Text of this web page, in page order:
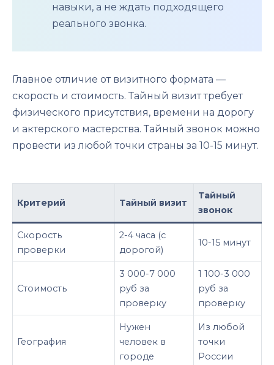
навыки, а не ждать подходящего
реального звонка.
Главное отличие от визитного формата —
скорость и стоимость. Тайный визит требует
физического присутствия, времени на дорогу
и актерского мастерства. Тайный звонок можно
провести из любой точки страны за 10-15 минут.
Критерий Тайный визит
Тайный
звонок
Скорость
проверки
2-4 часа (с
дорогой)
10-15 минут
Стоимость
3 000-7 000
руб за
проверку
1 100-3 000
руб за
проверку
География
Нужен
человек в
городе
Из любой
точки
России